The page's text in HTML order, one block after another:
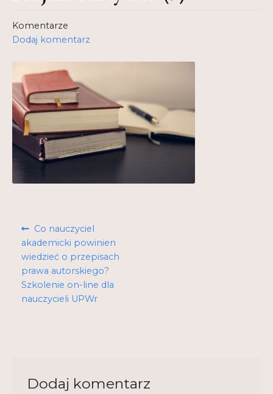
Kontakt
My Account
Nauka praktyce praktyka nauce
O nas
Polityka Prywatności
Pomoc
Realizacje
Realizacje
Regulamin
Mistrzowie dydaktyki
Komentarze
Dodaj komentarz
Nawigacja
wpisu
Poprzedni
wpis:
Co nauczyciel
akademicki powinien
wiedzieć o przepisach
prawa autorskiego?
Szkolenie on-line dla
nauczycieli UPWr
Dodaj komentarz